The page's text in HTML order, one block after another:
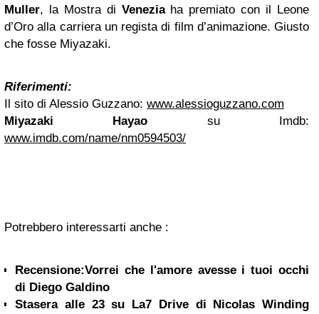
Muller, la Mostra di Veneziaha premiato con il Leone
d’Oro alla carriera un regista di film d’animazione. Giusto
che fosse Miyazaki.
Riferimenti:
Il sito di Alessio Guzzano: www.alessioguzzano.com
Miyazaki Hayao su Imdb:
www.imdb.com/name/nm0594503/
Potrebbero interessarti anche :
Recensione:Vorrei che l'amore avesse i tuoi occhi
di Diego Galdino
Stasera alle 23 su La7 Drive di Nicolas Winding